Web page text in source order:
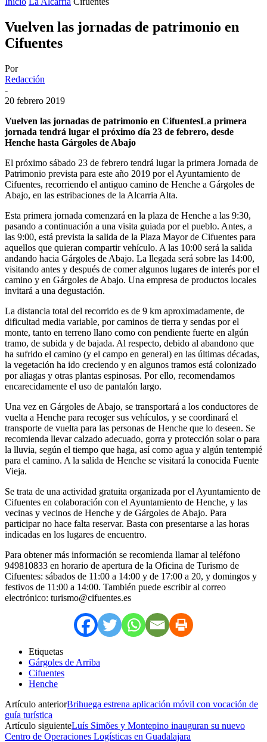
Vuelven las jornadas de patrimonio en
Cifuentes
Por
Redacción
-
20 febrero 2019
Vuelven las jornadas de patrimonio en CifuentesLa primera
jornada tendrá lugar el próximo día 23 de febrero, desde
Henche hasta Gárgoles de Abajo
El próximo sábado 23 de febrero tendrá lugar la primera Jornada de
Patrimonio prevista para este año 2019 por el Ayuntamiento de
Cifuentes, recorriendo el antiguo camino de Henche a Gárgoles de
Abajo, en las estribaciones de la Alcarria Alta.
Esta primera jornada comenzará en la plaza de Henche a las 9:30,
pasando a continuación a una visita guiada por el pueblo. Antes, a
las 9:00, está prevista la salida de la Plaza Mayor de Cifuentes para
aquellos que quieran compartir vehículo. A las 10:00 será la salida
andando hacia Gárgoles de Abajo. La llegada será sobre las 14:00,
visitando antes y después de comer algunos lugares de interés por el
camino y en Gárgoles de Abajo. Una empresa de productos locales
invitará a una degustación.
La distancia total del recorrido es de 9 km aproximadamente, de
dificultad media variable, por caminos de tierra y sendas por el
monte, tanto en terreno llano como con pendiente fuerte en algún
tramo, de subida y de bajada. Al respecto, debido al abandono que
ha sufrido el camino (y el campo en general) en las últimas décadas,
la vegetación ha ido creciendo y en algunos tramos está colonizado
por aliagas y otras plantas espinosas. Por ello, recomendamos
encarecidamente el uso de pantalón largo.
Una vez en Gárgoles de Abajo, se transportará a los conductores de
vuelta a Henche para recoger sus vehículos, y se coordinará el
transporte de vuelta para las personas de Henche que lo deseen. Se
recomienda llevar calzado adecuado, gorra y protección solar o para
la lluvia, según el tiempo que haga, así como agua y algún tentempié
para el camino. A la salida de Henche se visitará la conocida Fuente
Vieja.
Se trata de una actividad gratuita organizada por el Ayuntamiento de
Cifuentes en colaboración con el Ayuntamiento de Henche, y las
vecinas y vecinos de Henche y de Gárgoles de Abajo. Para
participar no hace falta reservar. Basta con presentarse a las horas
indicadas en los lugares de encuentro.
Para obtener más información se recomienda llamar al teléfono
949810833 en horario de apertura de la Oficina de Turismo de
Cifuentes: sábados de 11:00 a 14:00 y de 17:00 a 20, y domingos y
festivos de 11:00 a 14:00. También puede escribir al correo
electrónico: turismo@cifuentes.es
Etiquetas
Gárgoles de Arriba
Cifuentes
Henche
Artículo anteriorBrihuega estrena aplicación móvil con vocación de
guía turística
Artículo siguienteLuís Simões y Montepino inauguran su nuevo
Centro de Operaciones Logísticas en Guadalajara